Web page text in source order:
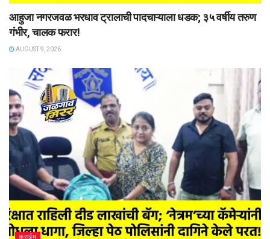
आहुजा नगरजवळ भरधाव ट्रालाची पादचाऱ्याला धडक; ३५ वर्षीय तरुण
गंभीर, चालक फरार!
AUGUST 9, 2026
क्राईम